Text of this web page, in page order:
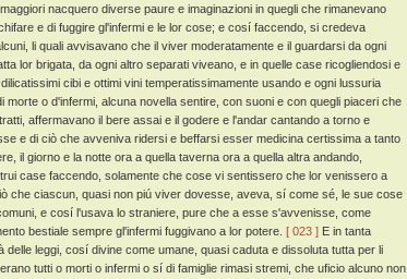
nacquero diverse paure e imaginazioni in quegli che rimanevano
e di fuggire gl'infermi e le lor cose; e cosí faccendo, si credeva
li quali avvisavano che il viver moderatamente e il guardarsi da ogni
lor brigata, da ogni altro separati viveano, e in quelle case ricogliendosi e
cibi e ottimi vini temperatissimamente usando e ogni lussuria
o d'infermi, alcuna novella sentire, con suoni e con quegli piaceri che
affermavano il bere assai e il godere e l'andar cantando a torno e
e di ciò che avveniva ridersi e beffarsi esser medicina certissima a tanto
il giorno e la notte ora a quella taverna ora a quella altra andando,
case faccendo, solamente che cose vi sentissero che lor venissero a
che ciascun, quasi non piú viver dovesse, aveva, sí come sé, le sue cose
e cosí l'usava lo straniere, pure che a esse s'avvenisse, come
bestiale sempre gl'infermi fuggivano a lor potere. [ 023 ] E in tanta
leggi, cosí divine come umane, quasi caduta e dissoluta tutta per li
tutti o morti o infermi o sí di famiglie rimasi stremi, che uficio alcuno non